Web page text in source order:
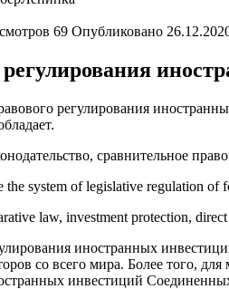
69 Опубликовано
регулирования
регулирования
сравнительное
the system of legislative regulation
law, investment protection,
иностранных
со всего мира. Более того,
инвестиций